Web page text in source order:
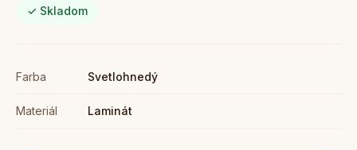
✓ Skladom
Farba Svetlohnedý
Materiál Laminát